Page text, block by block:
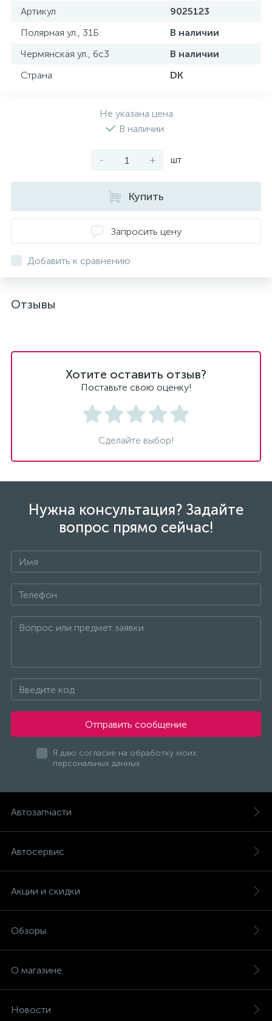
Артикул
9025123
Полярная ул., 31Б
В наличии
Чермянская ул., 6с3
В наличии
Страна
DK
Не указана цена
В наличии
- + шт
Купить
Запросить цену
Добавить к сравнению
Отзывы
Хотите оставить отзыв?
Поставьте свою оценку!
Сделайте выбор!
Нужна консультация? Задайте
вопрос прямо сейчас!
Отправить сообщение
Я даю согласие на обработку моих
персональных данных
Автозапчасти
Автосервис
Акции и скидки
Обзоры
О магазине
Новости